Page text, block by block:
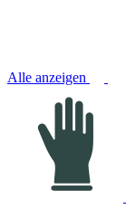
Alle anzeigen